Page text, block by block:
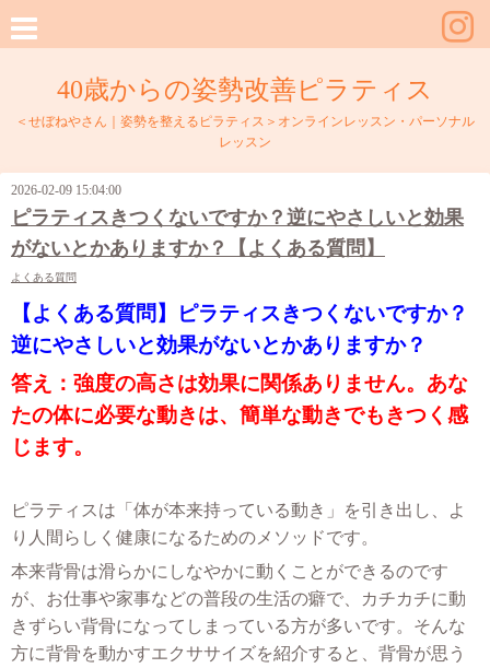
40歳からの姿勢改善ピラティス
＜せぼねやさん｜姿勢を整えるピラティス＞オンラインレッスン・パーソナル
レッスン
2026-02-09 15:04:00
ピラティスきつくないですか？逆にやさしいと効果
がないとかありますか？【よくある質問】
よくある質問
【よくある質問】ピラティスきつくないですか？
逆にやさしいと効果がないとかありますか？
答え：強度の高さは効果に関係ありません。あな
たの体に必要な動きは、簡単な動きでもきつく感
じます。
ピラティスは「体が本来持っている動き」を引き出し、よ
り人間らしく健康になるためのメソッドです。
本来背骨は滑らかにしなやかに動くことができるのです
が、お仕事や家事などの普段の生活の癖で、カチカチに動
きずらい背骨になってしまっている方が多いです。そんな
方に背骨を動かすエクササイズを紹介すると、背骨が思う